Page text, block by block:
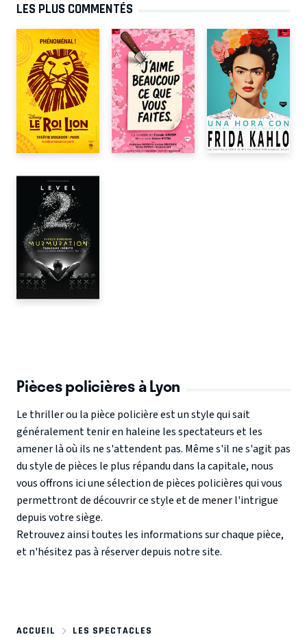
LES PLUS COMMENTÉS
Pièces policières à Lyon
Le thriller ou la pièce policière est un style qui sait
généralement tenir en haleine les spectateurs et les
amener là où ils ne s'attendent pas. Même s'il ne s'agit pas
du style de pièces le plus répandu dans la capitale, nous
vous offrons ici une sélection de pièces policières qui vous
permettront de découvrir ce style et de mener l'intrigue
depuis votre siège.
Retrouvez ainsi toutes les informations sur chaque pièce,
et n'hésitez pas à réserver depuis notre site.
ACCUEIL
LES SPECTACLES